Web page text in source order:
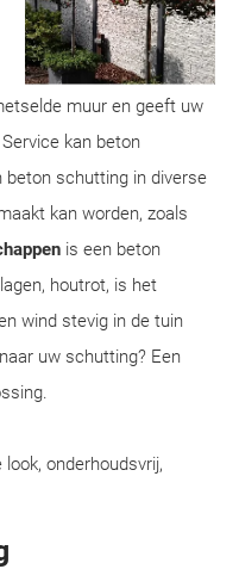
muur en geeft uw
kan beton
beton schutting in diverse
kan worden, zoals
is een beton
houtrot, is het
wind stevig in de tuin
uw schutting? Een
onderhoudsvrij,